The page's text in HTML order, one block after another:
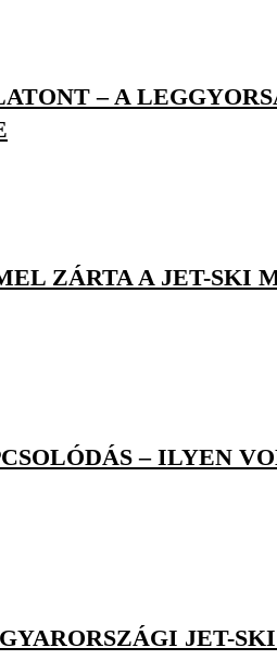
– A
ZÁRTA A JET-SKI
– ILYEN
JET-